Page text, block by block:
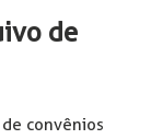
de
convênios